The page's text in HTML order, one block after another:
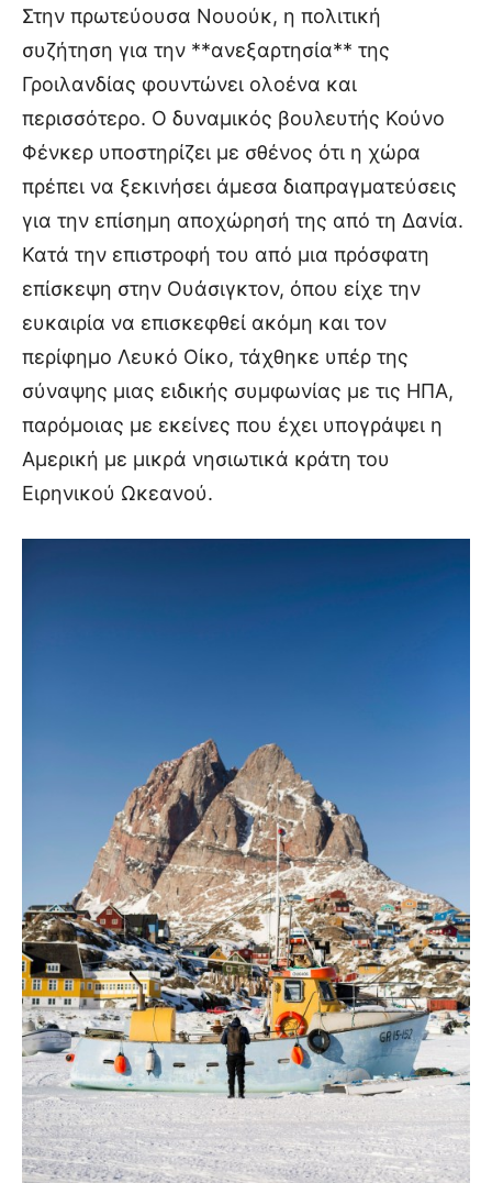
Στην πρωτεύουσα Νουούκ, η πολιτική
συζήτηση για την **ανεξαρτησία** της
Γροιλανδίας φουντώνει ολοένα και
περισσότερο. Ο δυναμικός βουλευτής Κούνο
Φένκερ υποστηρίζει με σθένος ότι η χώρα
πρέπει να ξεκινήσει άμεσα διαπραγματεύσεις
για την επίσημη αποχώρησή της από τη Δανία.
Κατά την επιστροφή του από μια πρόσφατη
επίσκεψη στην Ουάσιγκτον, όπου είχε την
ευκαιρία να επισκεφθεί ακόμη και τον
περίφημο Λευκό Οίκο, τάχθηκε υπέρ της
σύναψης μιας ειδικής συμφωνίας με τις ΗΠΑ,
παρόμοιας με εκείνες που έχει υπογράψει η
Αμερική με μικρά νησιωτικά κράτη του
Ειρηνικού Ωκεανού.